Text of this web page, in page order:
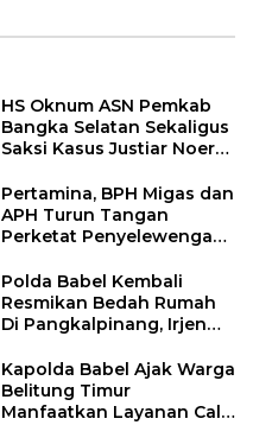
HS Oknum ASN Pemkab
Bangka Selatan Sekaligus
Saksi Kasus Justiar Noer
Pertamina, BPH Migas dan
APH Turun Tangan
Perketat Penyelewengan
Polda Babel Kembali
Resmikan Bedah Rumah
Di Pangkalpinang, Irjen
Membantu Masyarakat
Kapolda Babel Ajak Warga
Belitung Timur
Manfaatkan Layanan Call